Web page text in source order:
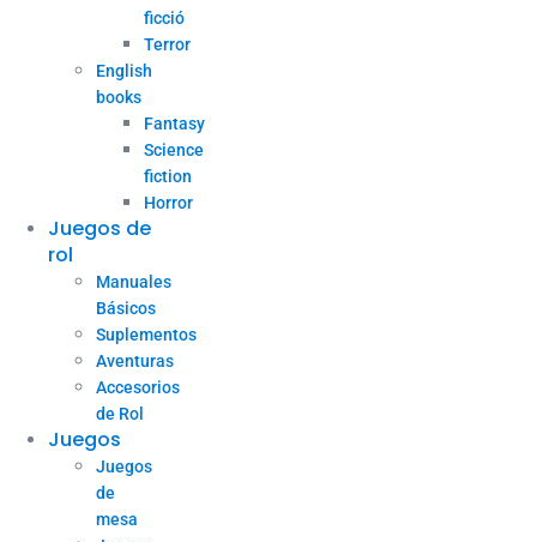
ficció
Terror
English
books
Fantasy
Science
fiction
Horror
Juegos de
rol
Manuales
Básicos
Suplementos
Aventuras
Accesorios
de Rol
Juegos
Juegos
de
mesa